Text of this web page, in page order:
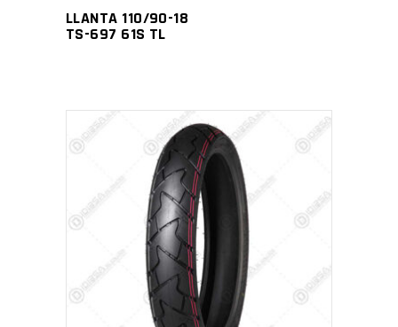
LLANTA 110/90-18
TS-697 61S TL